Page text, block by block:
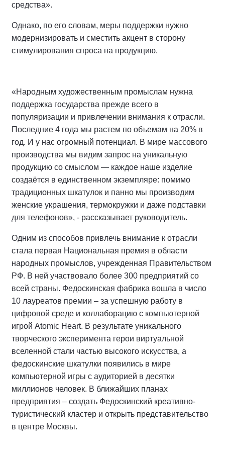
средства».
Однако, по его словам, меры поддержки нужно
модернизировать и сместить акцент в сторону
стимулирования спроса на продукцию.
«Народным художественным промыслам нужна
поддержка государства прежде всего в
популяризации и привлечении внимания к отрасли.
Последние 4 года мы растем по объемам на 20% в
год. И у нас огромный потенциал. В мире массового
производства мы видим запрос на уникальную
продукцию со смыслом — каждое наше изделие
создаётся в единственном экземпляре: помимо
традиционных шкатулок и панно мы производим
женские украшения, термокружки и даже подставки
для телефонов», - рассказывает руководитель.
Одним из способов привлечь внимание к отрасли
стала первая Национальная премия в области
народных промыслов, учрежденная Правительством
РФ. В ней участвовало более 300 предприятий со
всей страны. Федоскинская фабрика вошла в число
10 лауреатов премии – за успешную работу в
цифровой среде и коллаборацию с компьютерной
игрой Atomic Heart. В результате уникального
творческого эксперимента герои виртуальной
вселенной стали частью высокого искусства, а
федоскинские шкатулки появились в мире
компьютерной игры с аудиторией в десятки
миллионов человек. В ближайших планах
предприятия – создать Федоскинский креативно-
туристический кластер и открыть представительство
в центре Москвы.